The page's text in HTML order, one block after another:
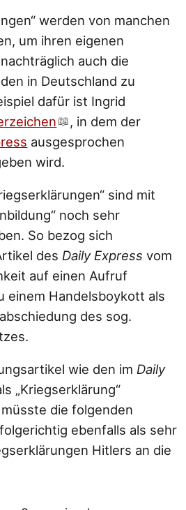
werden von manchen
um ihren eigenen
auch die
in Deutschland zu
dafür ist Ingrid
, in dem der
ausgesprochen
wird.
sind mit
noch sehr
So bezog sich
des Daily Express vom
auf einen Aufruf
einem Handelsboykott als
des sog.
wie den imDaily
„Kriegserklärung“
die folgenden
ebenfalls als sehr
Hitlers an die